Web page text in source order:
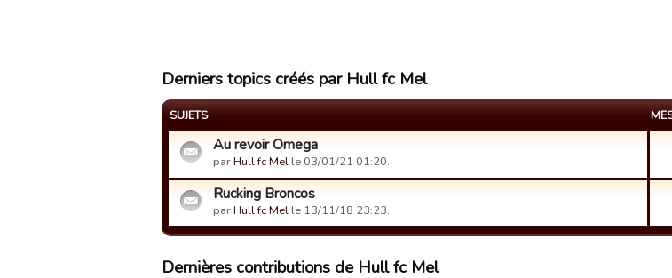
Derniers topics créés par Hull fc Mel
SUJETS
Au revoir Omega
parHull fc Mel le 03/01/21 01:20.
Rucking Broncos
parHull fc Mel le 13/11/18 23:23.
Dernières contributions de Hull fc Mel